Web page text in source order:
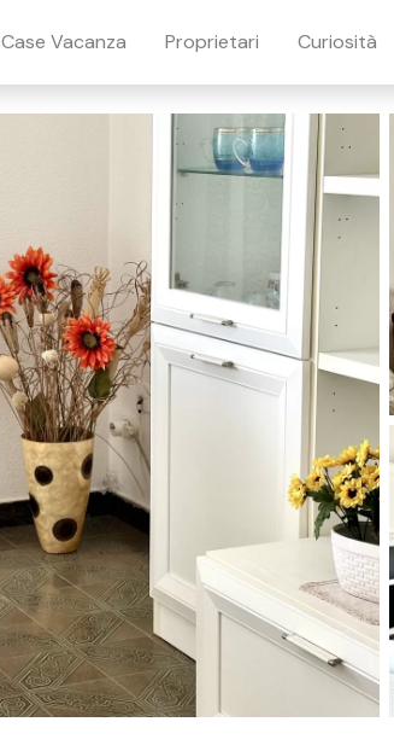
Case Vacanza Proprietari Curiosità